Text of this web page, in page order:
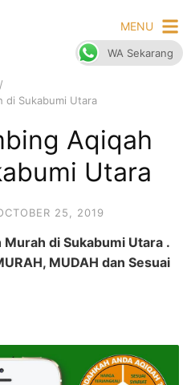
MENU
di Sukabumi Utara
Aqiqah
Utara
25, 2019
di Sukabumi Utara .
MUDAH dan Sesuai
WA Sekarang